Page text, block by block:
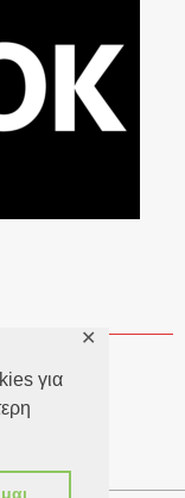
για
✕